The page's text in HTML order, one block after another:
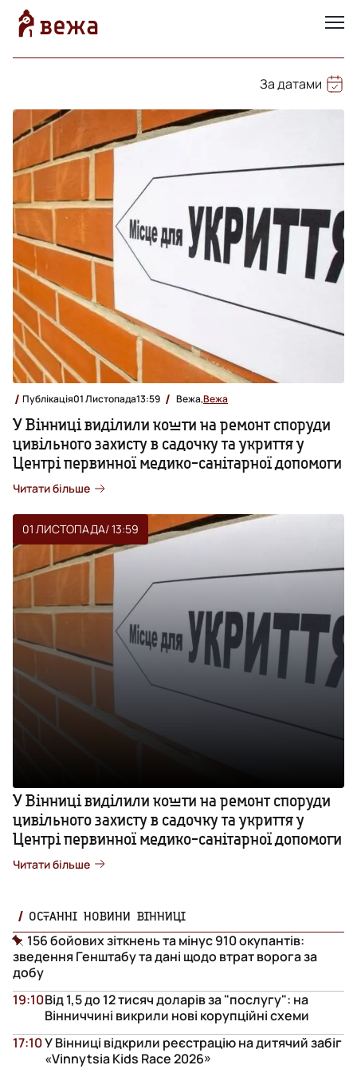
За датами
Публікація01 Листопада13:59 Вежа,Вежа
У Вінниці виділили кошти на ремонт споруди
цивільного захисту в садочку та укриття у
Центрі первинної медико-санітарної допомоги
Читати більше
01 ЛИСТОПАДА/ 13:59
У Вінниці виділили кошти на ремонт споруди
цивільного захисту в садочку та укриття у
Центрі первинної медико-санітарної допомоги
Читати більше
ОСТАННІ НОВИНИ ВІННИЦІ
156 бойових зіткнень та мінус 910 окупантів:
зведення Генштабу та дані щодо втрат ворога за
добу
Від 1,5 до 12 тисяч доларів за "послугу": на
Вінниччині викрили нові корупційні схеми
19:10
У Вінниці відкрили реєстрацію на дитячий забіг
«Vinnytsia Kids Race 2026»
17:10